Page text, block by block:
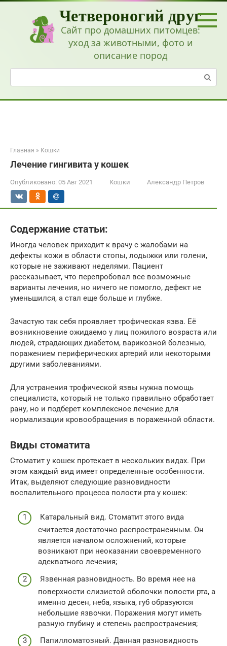
Перейти
Четвероногий друг
Сайт про домашних питомцев:
уход за животными, фото и
описание пород
Поиск:
Главная » Кошки
Лечение гингивита у кошек
Опубликовано: 05 Авг 2021 Кошки Александр Петров
Содержание статьи:
Иногда человек приходит к врачу с жалобами на
дефекты кожи в области стопы, лодыжки или голени,
которые не заживают неделями. Пациент
рассказывает, что перепробовал все возможные
варианты лечения, но ничего не помогло, дефект не
уменьшился, а стал еще больше и глубже.
Зачастую так себя проявляет трофическая язва. Её
возникновение ожидаемо у лиц пожилого возраста или
людей, страдающих диабетом, варикозной болезнью,
поражением периферических артерий или некоторыми
другими заболеваниями.
Для устранения трофической язвы нужна помощь
специалиста, который не только правильно обработает
рану, но и подберет комплексное лечение для
нормализации кровообращения в пораженной области.
Виды стоматита
Стоматит у кошек протекает в нескольких видах. При
этом каждый вид имеет определенные особенности.
Итак, выделяют следующие разновидности
воспалительного процесса полости рта у кошек:
Катаральный вид. Стоматит этого вида
считается достаточно распространенным. Он
является началом осложнений, которые
возникают при неоказании своевременного
адекватного лечения;
Язвенная разновидность. Во время нее на
поверхности слизистой оболочки полости рта, а
именно десен, неба, языка, губ образуются
небольшие язвочки. Поражения могут иметь
разную глубину и степень распространения;
Папилломатозный. Данная разновидность